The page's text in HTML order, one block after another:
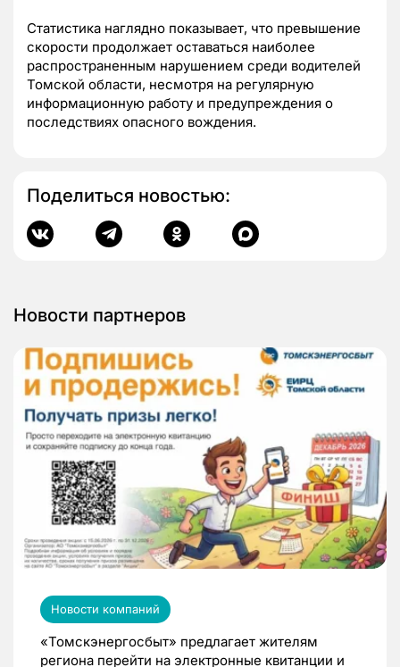
Статистика наглядно показывает, что превышение
скорости продолжает оставаться наиболее
распространенным нарушением среди водителей
Томской области, несмотря на регулярную
информационную работу и предупреждения о
последствиях опасного вождения.
Поделиться новостью:
Новости партнеров
Новости компаний
«Томскэнергосбыт» предлагает жителям
региона перейти на электронные квитанции и